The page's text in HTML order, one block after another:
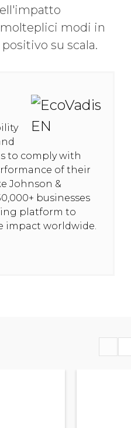
molteplici modi in
su scala.
to comply with
of their
Johnson &
businesses
platform to
impact worldwide.